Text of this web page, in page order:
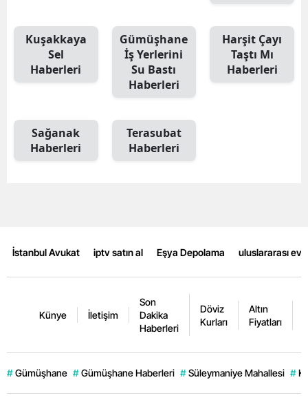
Kocaeli
Konya
Kütahya
Malatya
Manisa
Nevşehir
Niğde
Ordu
Rize
Kuşakkaya
Sel
Haberleri
Gümüşhane
İş Yerlerini
Su Bastı
Haberleri
Harşit Çayı
Taştı Mı
Haberleri
Sağanak
Haberleri
Terasubat
Haberleri
İstanbul Avukat iptv satın al Eşya Depolama uluslararası
Künye İletişim
Son
Dakika
Haberleri
Döviz
Kurları
Altın
Fiyatları
# Gümüşhane # Gümüşhane Haberleri # Süleymaniye Mahallesi #